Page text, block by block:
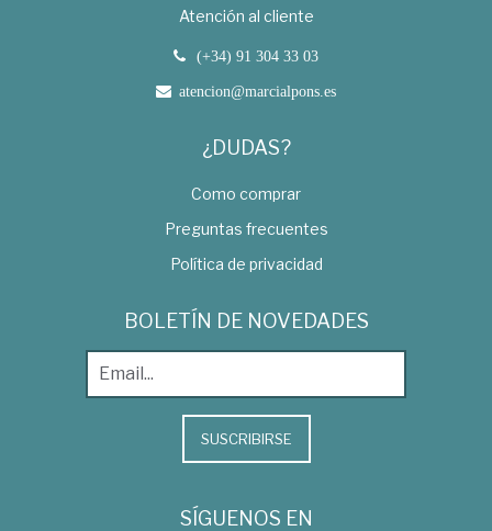
Atención al cliente
(+34) 91 304 33 03
atencion@marcialpons.es
¿DUDAS?
Como comprar
Preguntas frecuentes
Política de privacidad
BOLETÍN DE NOVEDADES
SUSCRIBIRSE
SÍGUENOS EN